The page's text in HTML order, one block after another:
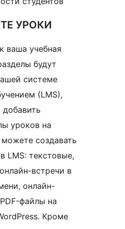
УРОКИ
ваша учебная
будут
системе
(LMS),
уроков на
создавать
LMS: текстовые,
встречи в
онлайн-
файлы на
Кроме